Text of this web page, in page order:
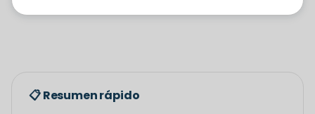
📋 Resumen rápido